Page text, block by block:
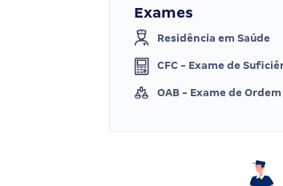
Exames
Residência em Saúde
CFC - Exame de
OAB - Exame de Ordem